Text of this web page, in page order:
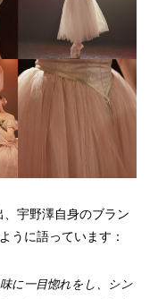
宇野澤自身のブラン
うに語っています：
に一目惚れをし、シン